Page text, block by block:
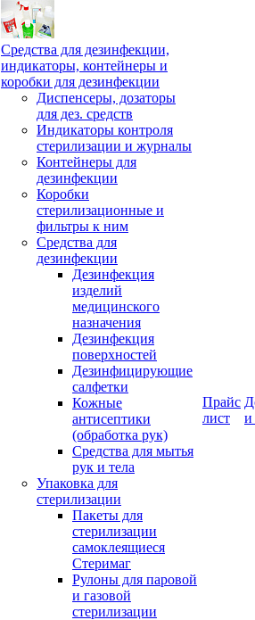
Средства для дезинфекции,
индикаторы, контейнеры и
коробки для дезинфекции
Диспенсеры, дозаторы
для дез. средств
Индикаторы контроля
стерилизации и журналы
Контейнеры для
дезинфекции
Коробки
стерилизационные и
фильтры к ним
Средства для
дезинфекции
Дезинфекция
изделий
медицинского
назначения
Дезинфекция
поверхностей
Дезинфицирующие
салфетки
Кожные
антисептики
(обработка рук)
Средства для мытья
рук и тела
Упаковка для
стерилизации
Пакеты для
стерилизации
самоклеящиеся
Стеримаг
Рулоны для паровой
и газовой
стерилизации
Прайс
лист
и